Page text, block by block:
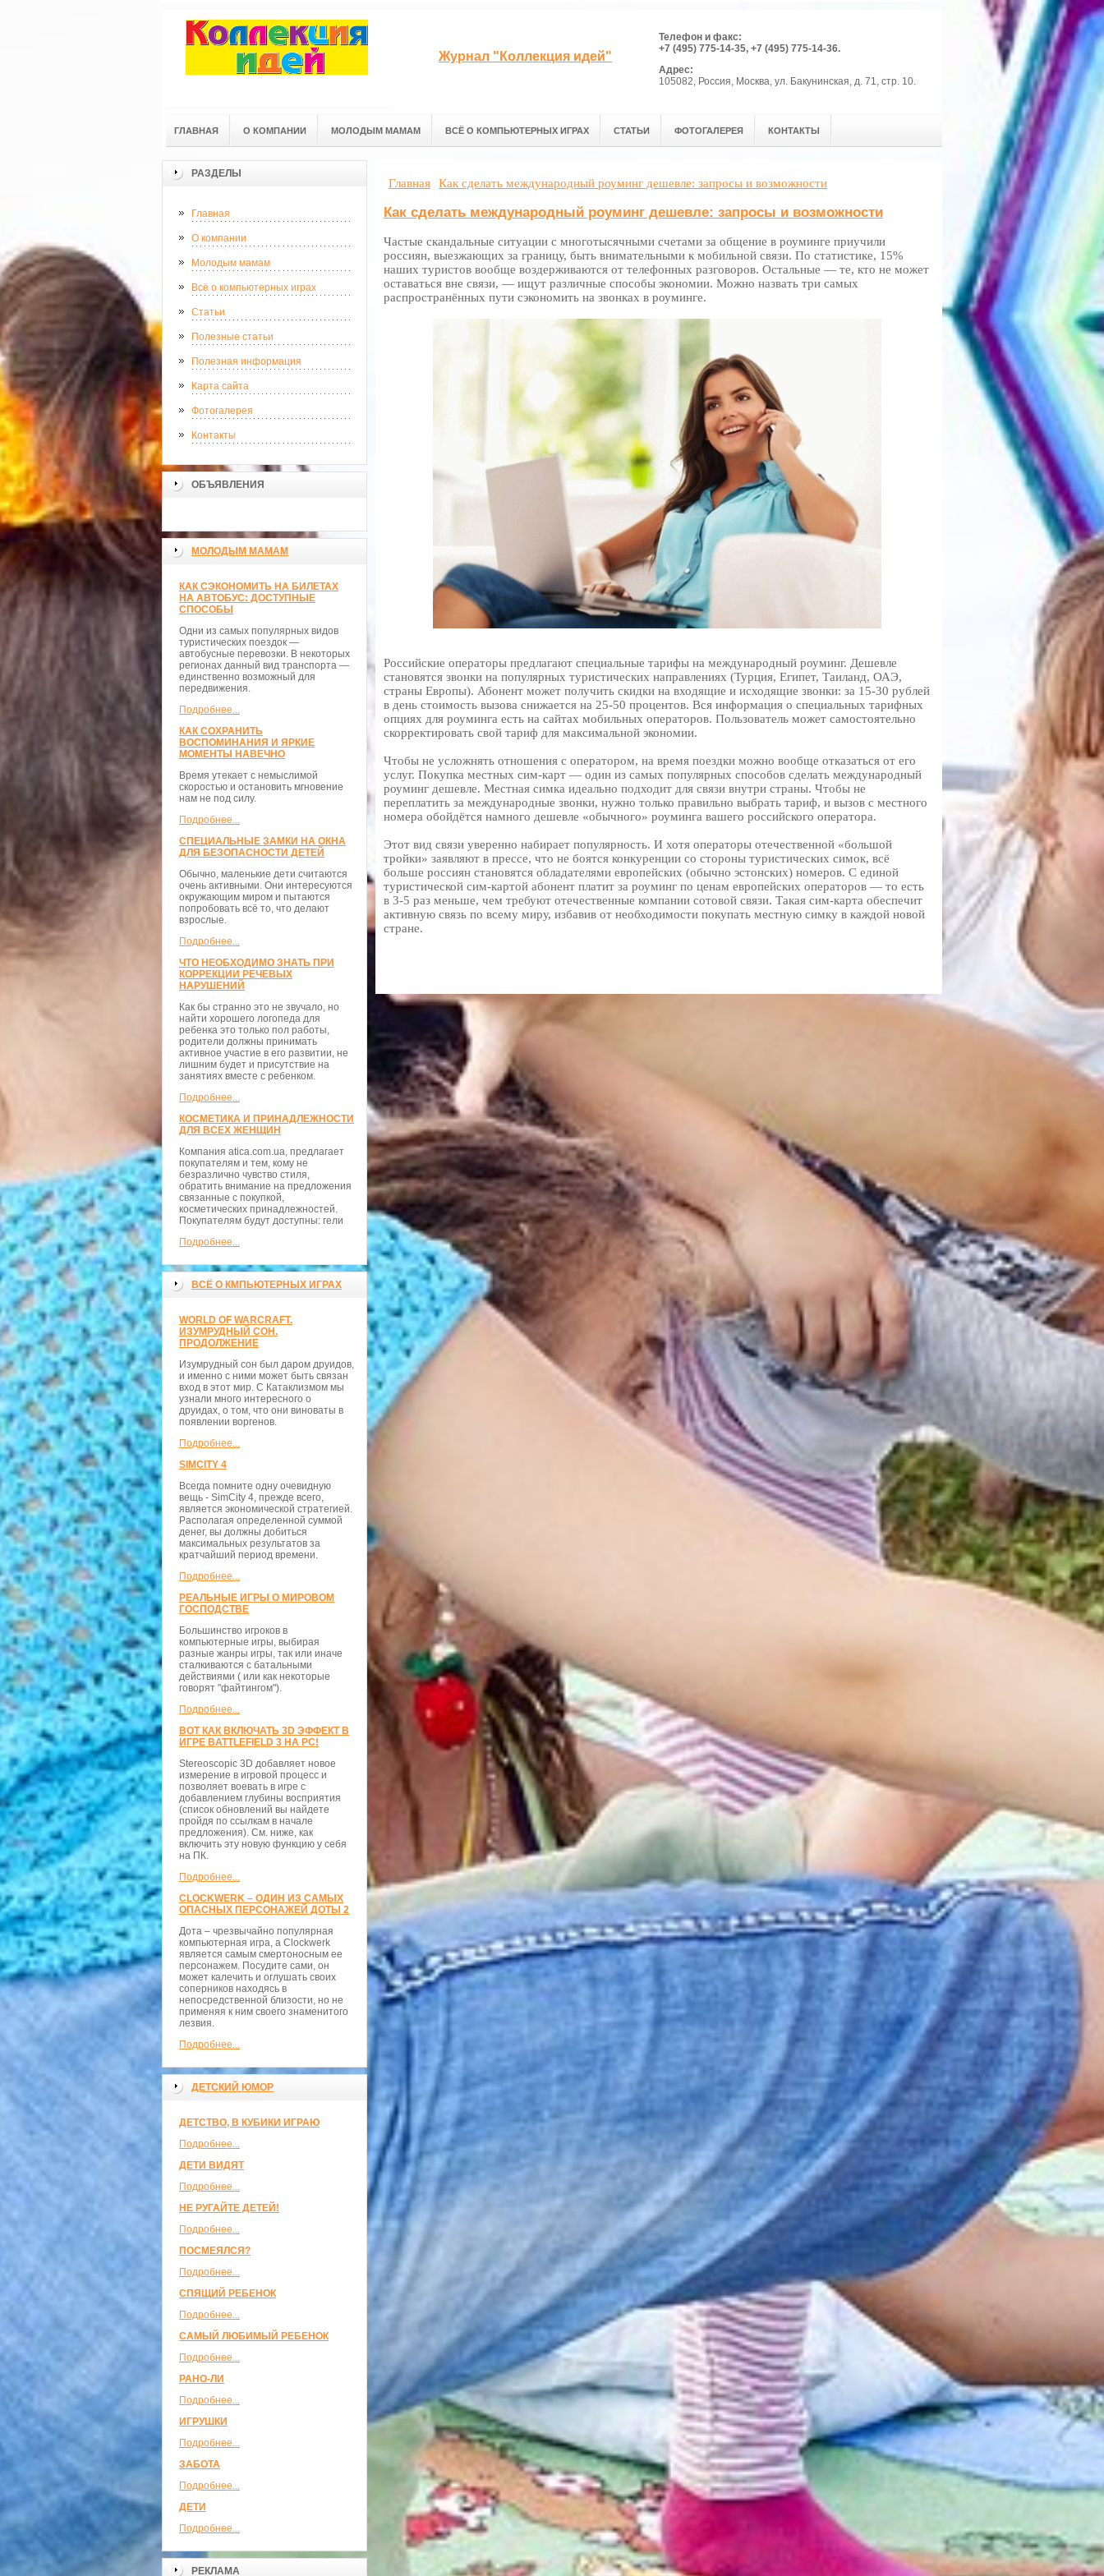
Журнал "Коллекция идей"
Телефон и факс:
+7 (495) 775-14-35, +7 (495) 775-14-36.
Адрес:
105082, Россия, Москва, ул. Бакунинская, д. 71, стр. 10.
ГЛАВНАЯ О КОМПАНИИ МОЛОДЫМ МАМАМ ВСЁ О КОМПЬЮТЕРНЫХ ИГРАХ СТАТЬИ ФОТОГАЛЕРЕЯ КОНТАКТЫ
РАЗДЕЛЫ
Главная
О компании
Молодым мамам
Всё о компьютерных играх
Статьи
Полезные статьи
Полезная информация
Карта сайта
Фотогалерея
Контакты
ОБЪЯВЛЕНИЯ
МОЛОДЫМ МАМАМ
КАК СЭКОНОМИТЬ НА БИЛЕТАХ
НА АВТОБУС: ДОСТУПНЫЕ
СПОСОБЫ
Одни из самых популярных видов
туристических поездок —
автобусные перевозки. В некоторых
регионах данный вид транспорта —
единственно возможный для
передвижения.
Подробнее...
КАК СОХРАНИТЬ
ВОСПОМИНАНИЯ И ЯРКИЕ
МОМЕНТЫ НАВЕЧНО
Время утекает с немыслимой
скоростью и остановить мгновение
нам не под силу.
Подробнее...
СПЕЦИАЛЬНЫЕ ЗАМКИ НА ОКНА
ДЛЯ БЕЗОПАСНОСТИ ДЕТЕЙ
Обычно, маленькие дети считаются
очень активными. Они интересуются
окружающим миром и пытаются
попробовать всё то, что делают
взрослые.
Подробнее...
ЧТО НЕОБХОДИМО ЗНАТЬ ПРИ
КОРРЕКЦИИ РЕЧЕВЫХ
НАРУШЕНИЙ
Как бы странно это не звучало, но
найти хорошего логопеда для
ребенка это только пол работы,
родители должны принимать
активное участие в его развитии, не
лишним будет и присутствие на
занятиях вместе с ребенком.
Подробнее...
КОСМЕТИКА И ПРИНАДЛЕЖНОСТИ
ДЛЯ ВСЕХ ЖЕНЩИН
Компания atica.com.ua, предлагает
покупателям и тем, кому не
безразлично чувство стиля,
обратить внимание на предложения
связанные с покупкой,
косметических принадлежностей.
Покупателям будут доступны: гели
Подробнее...
ВСЁ О КМПЬЮТЕРНЫХ ИГРАХ
WORLD OF WARCRAFT.
ИЗУМРУДНЫЙ СОН.
ПРОДОЛЖЕНИЕ
Изумрудный сон был даром друидов,
и именно с ними может быть связан
вход в этот мир. С Катаклизмом мы
узнали много интересного о
друидах, о том, что они виноваты в
появлении воргенов.
Подробнее...
SIMCITY 4
Всегда помните одну очевидную
вещь - SimCity 4, прежде всего,
является экономической стратегией.
Располагая определенной суммой
денег, вы должны добиться
максимальных результатов за
кратчайший период времени.
Подробнее...
РЕАЛЬНЫЕ ИГРЫ О МИРОВОМ
ГОСПОДСТВЕ
Большинство игроков в
компьютерные игры, выбирая
разные жанры игры, так или иначе
сталкиваются с батальными
действиями ( или как некоторые
говорят "файтингом").
Подробнее...
ВОТ КАК ВКЛЮЧАТЬ 3D ЭФФЕКТ В
ИГРЕ BATTLEFIELD 3 НА PC!
Stereoscopic 3D добавляет новое
измерение в игровой процесс и
позволяет воевать в игре с
добавлением глубины восприятия
(список обновлений вы найдете
пройдя по ссылкам в начале
предложения). См. ниже, как
включить эту новую функцию у себя
на ПК.
Подробнее...
CLOCKWERK – ОДИН ИЗ САМЫХ
ОПАСНЫХ ПЕРСОНАЖЕЙ ДОТЫ 2
Дота – чрезвычайно популярная
компьютерная игра, а Clockwerk
является самым смертоносным ее
персонажем. Посудите сами, он
может калечить и оглушать своих
соперников находясь в
непосредственной близости, но не
применяя к ним своего знаменитого
лезвия.
Подробнее...
ДЕТСКИЙ ЮМОР
ДЕТСТВО, В КУБИКИ ИГРАЮ
Подробнее...
ДЕТИ ВИДЯТ
Подробнее...
НЕ РУГАЙТЕ ДЕТЕЙ!
Подробнее...
ПОСМЕЯЛСЯ?
Подробнее...
СПЯЩИЙ РЕБЕНОК
Подробнее...
САМЫЙ ЛЮБИМЫЙ РЕБЕНОК
Подробнее...
РАНО-ЛИ
Подробнее...
ИГРУШКИ
Подробнее...
ЗАБОТА
Подробнее...
ДЕТИ
Подробнее...
РЕКЛАМА
Главная Как сделать международный роуминг дешевле: запросы и возможности
Как сделать международный роуминг дешевле: запросы и возможности
Частые скандальные ситуации с многотысячными счетами за общение в роуминге приучили
россиян, выезжающих за границу, быть внимательными к мобильной связи. По статистике, 15%
наших туристов вообще воздерживаются от телефонных разговоров. Остальные ― те, кто не может
оставаться вне связи, ― ищут различные способы экономии. Можно назвать три самых
распространённых пути сэкономить на звонках в роуминге.
Российские операторы предлагают специальные тарифы на международный роуминг. Дешевле
становятся звонки на популярных туристических направлениях (Турция, Египет, Таиланд, ОАЭ,
страны Европы). Абонент может получить скидки на входящие и исходящие звонки: за 15-30 рублей
в день стоимость вызова снижается на 25-50 процентов. Вся информация о специальных тарифных
опциях для роуминга есть на сайтах мобильных операторов. Пользователь может самостоятельно
скорректировать свой тариф для максимальной экономии.
Чтобы не усложнять отношения с оператором, на время поездки можно вообще отказаться от его
услуг. Покупка местных сим-карт ― один из самых популярных способов сделать международный
роуминг дешевле. Местная симка идеально подходит для связи внутри страны. Чтобы не
переплатить за международные звонки, нужно только правильно выбрать тариф, и вызов с местного
номера обойдётся намного дешевле «обычного» роуминга вашего российского оператора.
Этот вид связи уверенно набирает популярность. И хотя операторы отечественной «большой
тройки» заявляют в прессе, что не боятся конкуренции со стороны туристических симок, всё
больше россиян становятся обладателями европейских (обычно эстонских) номеров. С единой
туристической сим-картой абонент платит за роуминг по ценам европейских операторов — то есть
в 3-5 раз меньше, чем требуют отечественные компании сотовой связи. Такая сим-карта обеспечит
активную связь по всему миру, избавив от необходимости покупать местную симку в каждой новой
стране.